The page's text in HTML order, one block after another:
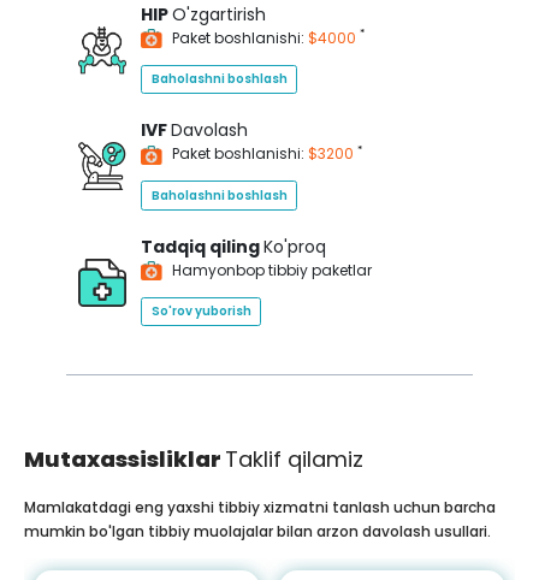
HIPO'zgartirish
Paket boshlanishi: $4000 *
Baholashni boshlash
IVFDavolash
Paket boshlanishi: $3200 *
Baholashni boshlash
Tadqiq qilingKo'proq
Hamyonbop tibbiy paketlar
So'rov yuborish
Mutaxassisliklar Taklif qilamiz
Mamlakatdagi eng yaxshi tibbiy xizmatni tanlash uchun barcha
mumkin bo'lgan tibbiy muolajalar bilan arzon davolash usullari.